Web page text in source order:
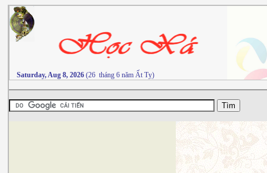
Saturday, Aug 8, 2026 (26 tháng 6 năm Ất Tỵ)